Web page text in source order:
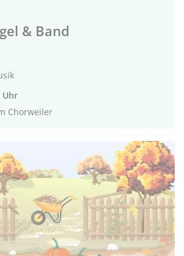
& Band
Uhr
Chorweiler